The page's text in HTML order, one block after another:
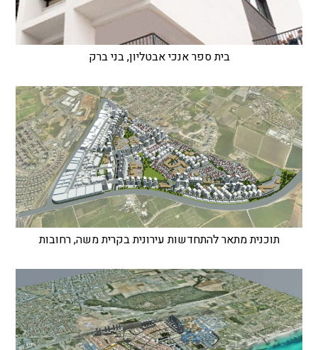
בית ספר אנכי אבטליון, בני ברק
תוכנית מתאר להתחדשות עירונית בקרית משה, רחובות